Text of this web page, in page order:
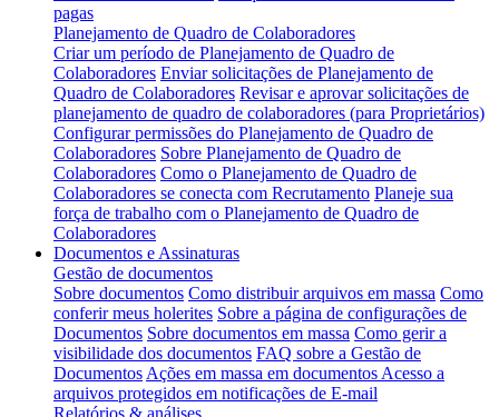
pagas
Planejamento de Quadro de Colaboradores
Criar um período de Planejamento de Quadro de
Colaboradores Enviar solicitações de Planejamento de
Quadro de Colaboradores Revisar e aprovar solicitações de
planejamento de quadro de colaboradores (para Proprietários)
Configurar permissões do Planejamento de Quadro de
Colaboradores Sobre Planejamento de Quadro de
Colaboradores Como o Planejamento de Quadro de
Colaboradores se conecta com Recrutamento Planeje sua
força de trabalho com o Planejamento de Quadro de
Colaboradores
Documentos e Assinaturas
Gestão de documentos
Sobre documentos Como distribuir arquivos em massa Como
conferir meus holerites Sobre a página de configurações de
Documentos Sobre documentos em massa Como gerir a
visibilidade dos documentos FAQ sobre a Gestão de
Documentos Ações em massa em documentos Acesso a
arquivos protegidos em notificações de E-mail
Relatórios & análises